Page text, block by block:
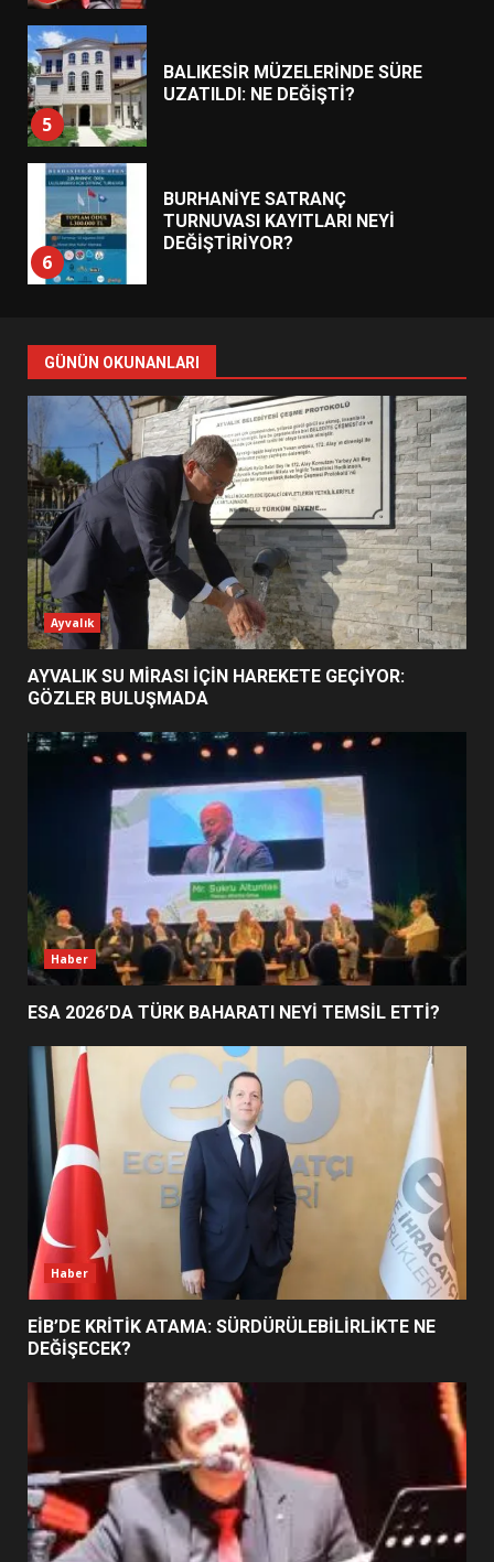
5
BALIKESİR MÜZELERİNDE SÜRE
UZATILDI: NE DEĞİŞTİ?
6
BURHANİYE SATRANÇ
TURNUVASI KAYITLARI NEYİ
DEĞİŞTİRİYOR?
7
YENİ YÖNETİM NASIL
ŞEKİLLENDİ?
1
AYVALIK SU MİRASI İÇİN
HAREKETE GEÇİYOR: GÖZLER
BULUŞMADA
2
ESA 2026’DA TÜRK BAHARATI
NEYİ TEMSİL ETTİ?
EİB’DE KRİTİK ATAMA:
SÜRDÜRÜLEBİLİRLİKTE NE
DEĞİŞECEK?
4
EDREMİT’İN GURURU TÜRKİYE
FİNALİNDE NE BAŞARDI?
5
UZATILDI: NE DEĞİŞTİ?
6
BURHANİYE SATRANÇ
TURNUVASI KAYITLARI NEYİ
DEĞİŞTİRİYOR?
BURHANİYE BELEDİYESPOR’DA
YENİ YÖNETİM NASIL
GÜNÜN OKUNANLARI
Ayvalık
AYVALIK SU MİRASI İÇİN HAREKETE GEÇİYOR:
GÖZLER BULUŞMADA
Haber
ESA 2026’DA TÜRK BAHARATI NEYİ TEMSİL ETTİ?
Haber
EİB’DE KRİTİK ATAMA: SÜRDÜRÜLEBİLİRLİKTE NE
DEĞİŞECEK?